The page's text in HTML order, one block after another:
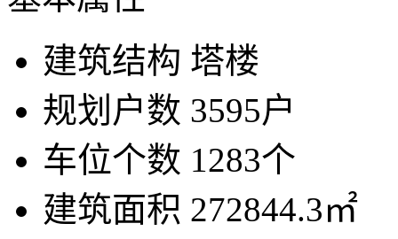
建筑结构 塔楼
规划户数 3595户
车位个数 1283个
建筑面积 272844.3㎡